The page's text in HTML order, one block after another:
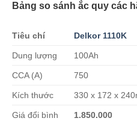
Bảng so sánh ắc quy các
Tiêu chí Delkor 1110K
Dung lượng 100Ah
CCA (A) 750
Kích thước 330 x 172 x
Giá đổi bình 1.850.000